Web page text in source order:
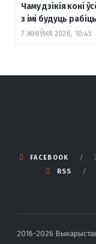
Чаму дзікія коні
з імі будуць рабіць
7 ЖНІЎНЯ 2026, 10:45
FACEBOOK
RSS
2016-2026